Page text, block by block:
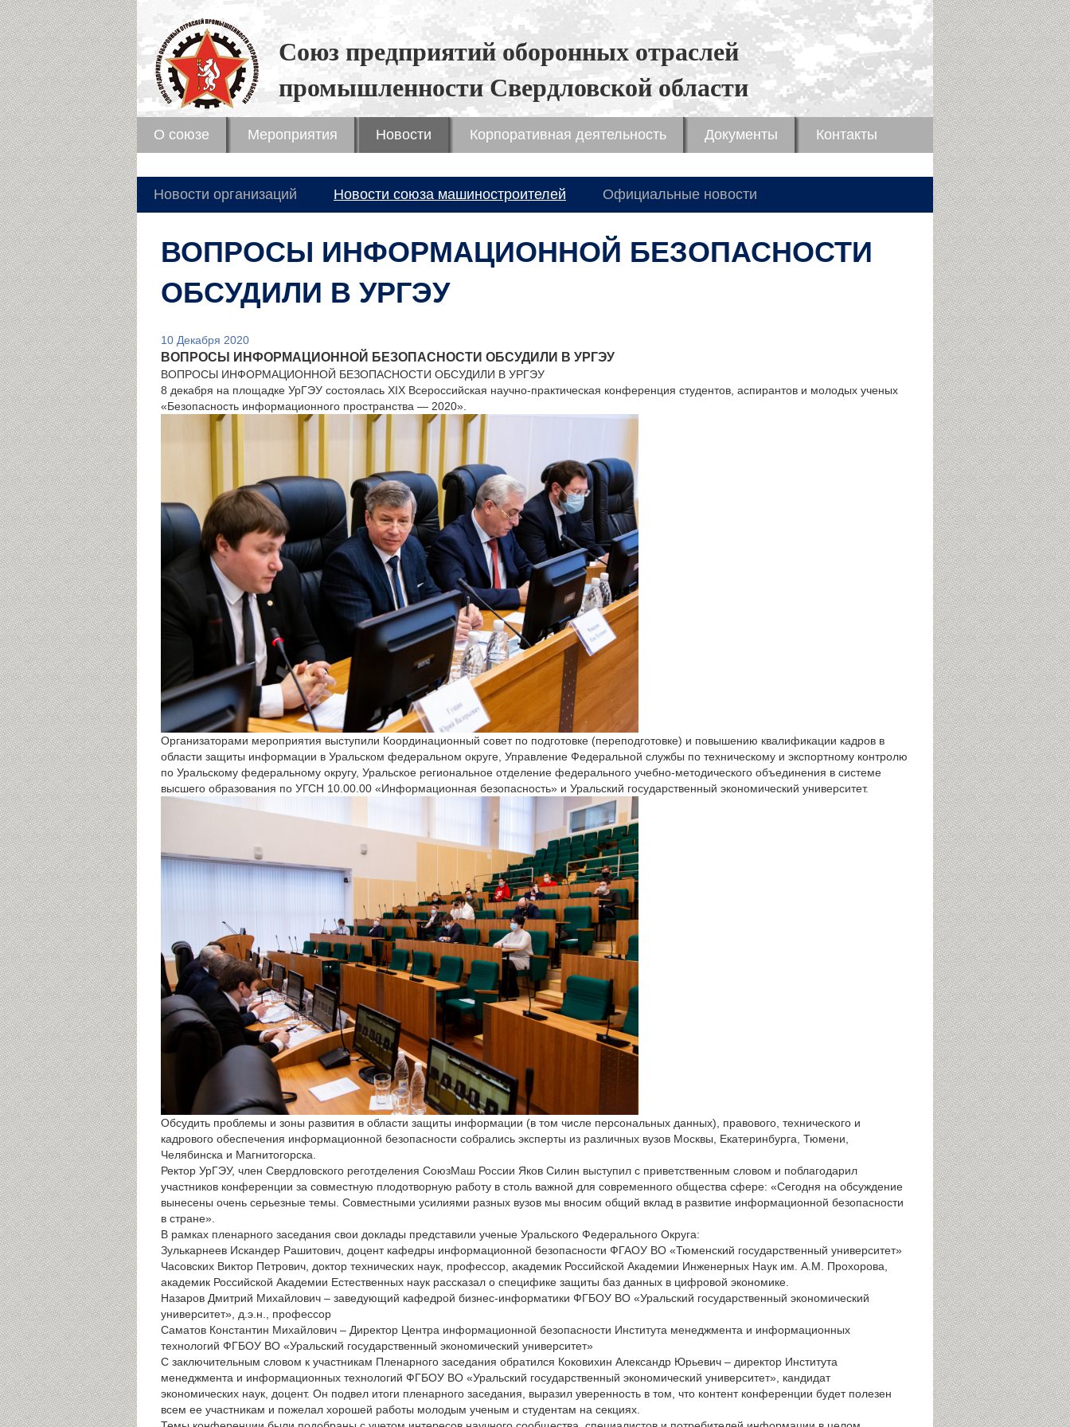
Союз предприятий оборонных отраслей
промышленности Свердловской области
О союзе Мероприятия Новости Корпоративная деятельность Документы Контакты
Новости организаций Новости союза машиностроителей Официальные новости
ВОПРОСЫ ИНФОРМАЦИОННОЙ БЕЗОПАСНОСТИ
ОБСУДИЛИ В УРГЭУ
10 Декабря 2020
ВОПРОСЫ ИНФОРМАЦИОННОЙ БЕЗОПАСНОСТИ ОБСУДИЛИ В УРГЭУ
ВОПРОСЫ ИНФОРМАЦИОННОЙ БЕЗОПАСНОСТИ ОБСУДИЛИ В УРГЭУ
8 декабря на площадке УрГЭУ состоялась XIX Всероссийская научно-практическая конференция студентов, аспирантов и молодых ученых
«Безопасность информационного пространства — 2020».
Организаторами мероприятия выступили Координационный совет по подготовке (переподготовке) и повышению квалификации кадров в
области защиты информации в Уральском федеральном округе, Управление Федеральной службы по техническому и экспортному контролю
по Уральскому федеральному округу, Уральское региональное отделение федерального учебно-методического объединения в системе
высшего образования по УГСН 10.00.00 «Информационная безопасность» и Уральский государственный экономический университет.
Обсудить проблемы и зоны развития в области защиты информации (в том числе персональных данных), правового, технического и
кадрового обеспечения информационной безопасности собрались эксперты из различных вузов Москвы, Екатеринбурга, Тюмени,
Челябинска и Магнитогорска.
Ректор УрГЭУ, член Свердловского реготделения СоюзМаш России Яков Силин выступил с приветственным словом и поблагодарил
участников конференции за совместную плодотворную работу в столь важной для современного общества сфере: «Сегодня на обсуждение
вынесены очень серьезные темы. Совместными усилиями разных вузов мы вносим общий вклад в развитие информационной безопасности
в стране».
В рамках пленарного заседания свои доклады представили ученые Уральского Федерального Округа:
Зулькарнеев Искандер Рашитович, доцент кафедры информационной безопасности ФГАОУ ВО «Тюменский государственный университет»
Часовских Виктор Петрович, доктор технических наук, профессор, академик Российской Академии Инженерных Наук им. А.М. Прохорова,
академик Российской Академии Естественных наук рассказал о специфике защиты баз данных в цифровой экономике.
Назаров Дмитрий Михайлович – заведующий кафедрой бизнес-информатики ФГБОУ ВО «Уральский государственный экономический
университет», д.э.н., профессор
Саматов Константин Михайлович – Директор Центра информационной безопасности Института менеджмента и информационных
технологий ФГБОУ ВО «Уральский государственный экономический университет»
С заключительным словом к участникам Пленарного заседания обратился Коковихин Александр Юрьевич – директор Института
менеджмента и информационных технологий ФГБОУ ВО «Уральский государственный экономический университет», кандидат
экономических наук, доцент. Он подвел итоги пленарного заседания, выразил уверенность в том, что контент конференции будет полезен
всем ее участникам и пожелал хорошей работы молодым ученым и студентам на секциях.